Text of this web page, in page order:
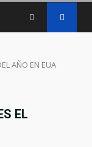
AÑO EN EUA
EL